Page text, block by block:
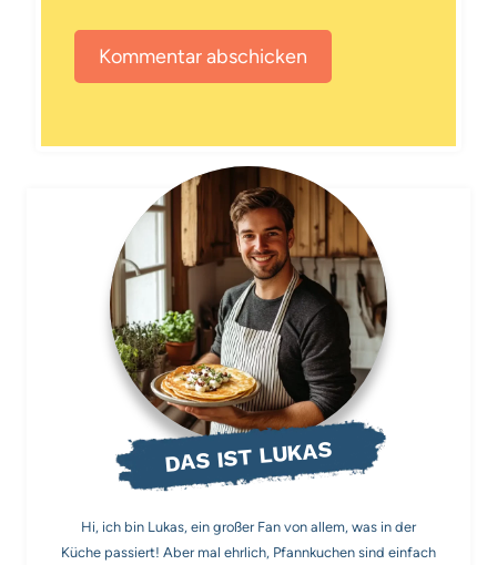
DAS IST LUKAS
Hi, ich bin Lukas, ein großer Fan von allem, was in der
Küche passiert! Aber mal ehrlich, Pfannkuchen sind einfach